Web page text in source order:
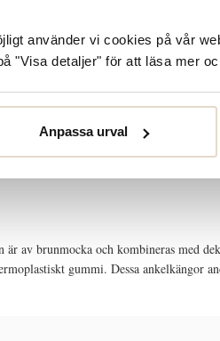
använder vi cookies på vår
"Visa detaljer" för att läsa mer
Anpassa urval
SKÖTSELRÅD
av brunmocka och kombineras med
gummi. Dessa ankelkängor